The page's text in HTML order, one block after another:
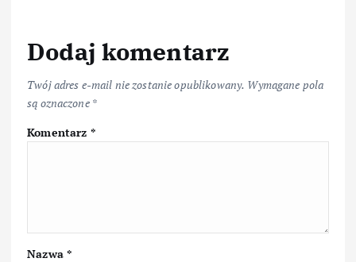
Dodaj komentarz
Twój adres e-mail nie zostanie opublikowany. Wymagane pola
są oznaczone *
Komentarz *
Nazwa *